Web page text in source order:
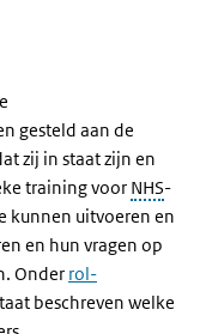
gesteld aan de
zij in staat zijn en
training voor NHS-
kunnen uitvoeren en
en hun vragen op
Onder rol-
beschreven welke